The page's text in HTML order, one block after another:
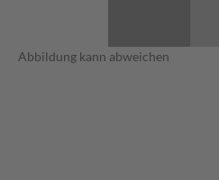
Abbildung kann abweichen